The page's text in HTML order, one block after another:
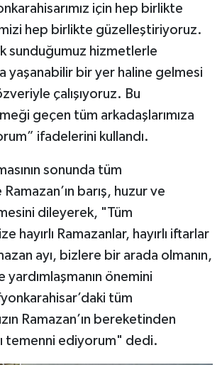
için hep birlikte
hep birlikte güzelleştiriyoruz.
sunduğumuz hizmetlerle
yaşanabilir bir yer haline gelmesi
çalışıyoruz. Bu
geçen tüm arkadaşlarımıza
ifadelerini kullandı.
sonunda tüm
barış, huzur ve
dileyerek, "Tüm
hayırlı Ramazanlar, hayırlı iftarlar
ayı, bizlere bir arada olmanın,
yardımlaşmanın önemini
tüm
Ramazan’ın bereketinden
temenni ediyorum" dedi.